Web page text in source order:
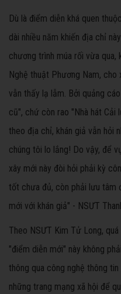
Dù là điểm diễn khá quen
dài nhiều năm khiến địa chỉ
chương trình múa rối vừa qua,
Nghệ thuật Phương Nam, cho
vẫn thấy lạ lẫm. Bởi quảng
cũ", chứ còn rao "Nhà hát Cải
theo địa chỉ, khán giả vẫn hỏi
chúng tôi lo lắng! Do vậy, để
xây mới này đòi hỏi phải kỳ
tốt chưa đủ, còn phải lưu tâm
mới với khán giả" - NSƯT
Theo NSƯT Kim Tử Long,
"điểm diễn mới" này không
thông qua công nghệ thông
những trang mạng xã hội để